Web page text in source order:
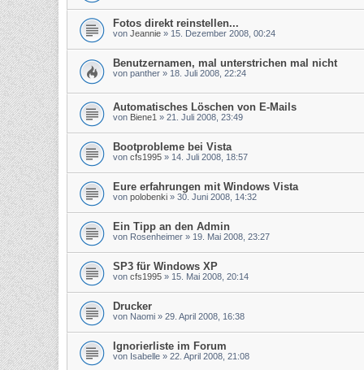
Fotos direkt reinstellen...
von Jeannie » 15. Dezember 2008, 00:24
Benutzernamen, mal unterstrichen mal nicht
von panther » 18. Juli 2008, 22:24
Automatisches Löschen von E-Mails
von Biene1 » 21. Juli 2008, 23:49
Bootprobleme bei Vista
von cfs1995 » 14. Juli 2008, 18:57
Eure erfahrungen mit Windows Vista
von polobenki » 30. Juni 2008, 14:32
Ein Tipp an den Admin
von Rosenheimer » 19. Mai 2008, 23:27
SP3 für Windows XP
von cfs1995 » 15. Mai 2008, 20:14
Drucker
von Naomi » 29. April 2008, 16:38
Ignorierliste im Forum
von Isabelle » 22. April 2008, 21:08